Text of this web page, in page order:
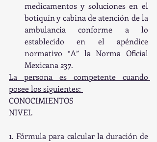
medicamentos y soluciones en el
botiquín y cabina de atención de la
ambulancia conforme a lo
establecido en el apéndice
normativo “A” la Norma Oficial
Mexicana 237.
La persona es competente cuando
posee los siguientes:
CONOCIMIENTOS
NIVEL
1. Fórmula para calcular la duración de